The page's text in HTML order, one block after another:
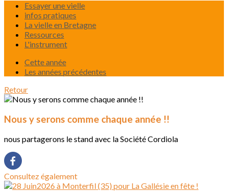
Essayer une vielle
infos pratiques
La vielle en Bretagne
Ressources
L'instrument
Cette année
Les années précédentes
Retour
Nous y serons comme chaque année !!
nous partagerons le stand avec la Société Cordiola
Consultez également